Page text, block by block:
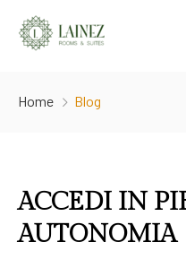
Hydrosoft
Camere Travel
Albergo diffuso
Home Blog
ACCEDI IN
AUTONOMIA